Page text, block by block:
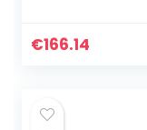
F20400/1,
€166.14